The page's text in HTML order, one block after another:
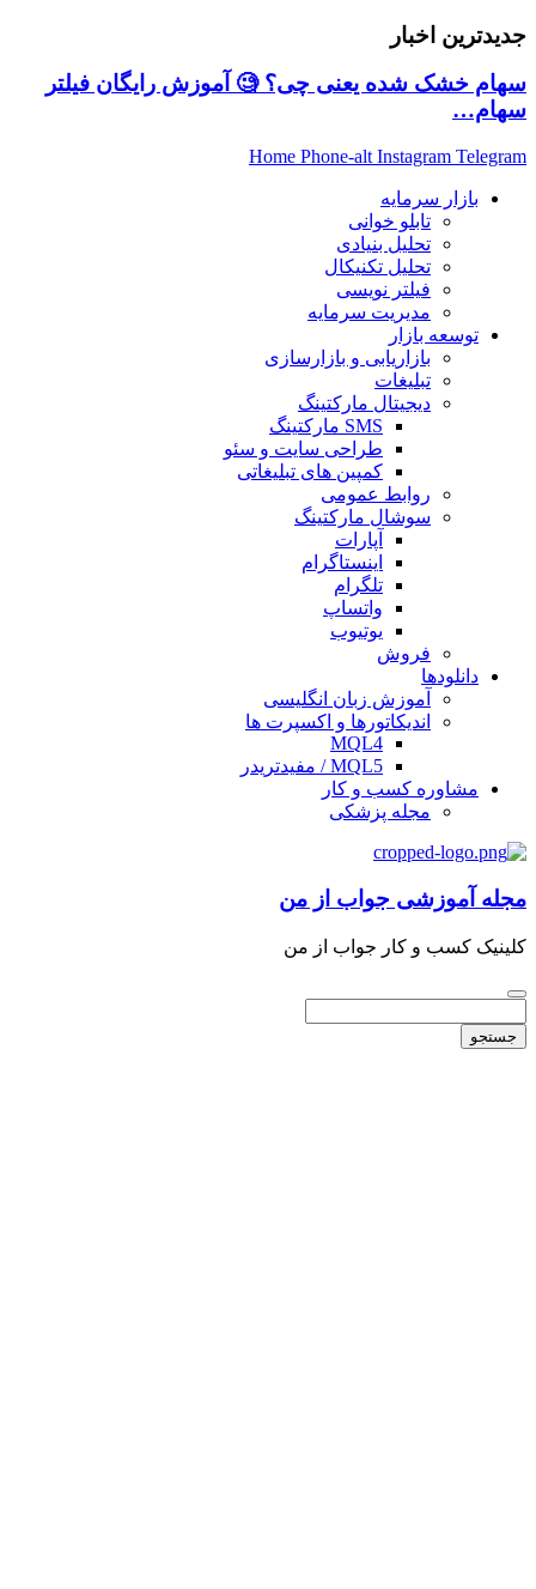
جدیدترین اخبار
سهام خشک شده یعنی چی؟ 🧐 آموزش رایگان فیلتر
سهام…
Home Phone-alt Instagram Telegram
بازار سرمایه
تابلو خوانی
تحلیل بنیادی
تحلیل تکنیکال
فیلتر نویسی
مدیریت سرمایه
توسعه بازار
بازاریابی و بازارسازی
تبلیغات
دیجیتال مارکتینگ
SMS مارکتینگ
طراحی سایت و سئو
کمپین های تبلیغاتی
روابط عمومی
سوشال مارکتینگ
آپارات
اینستاگرام
تلگرام
واتساپ
یوتیوب
فروش
دانلودها
آموزش زبان انگلیسی
اندیکاتورها و اکسپرت ها
MQL4
MQL5 / مفیدتریدر
مشاوره کسب و کار
مجله پزشکی
مجله آموزشی جواب از من
کلینیک کسب و کار جواب از من